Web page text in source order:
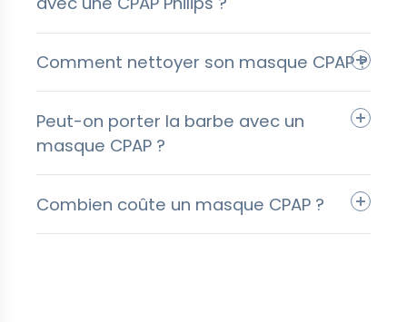
Comment nettoyer son masque CPAP ?
Peut-on porter la barbe avec un
masque CPAP ?
Combien coûte un masque CPAP ?